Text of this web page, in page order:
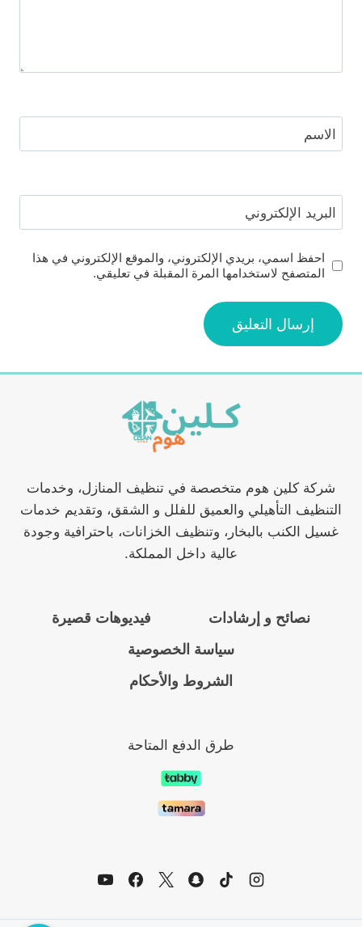
الاسم
البريد الإلكتروني
احفظ اسمي، بريدي الإلكتروني، والموقع الإلكتروني في هذا
المتصفح لاستخدامها المرة المقبلة في تعليقي.
شركة كلين هوم متخصصة في تنظيف المنازل، وخدمات
التنظيف التأهيلي والعميق للفلل و الشقق، وتقديم خدمات
غسيل الكنب بالبخار، وتنظيف الخزانات، باحترافية وجودة
عالية داخل المملكة.
نصائح و إرشادات
فيديوهات قصيرة
سياسة الخصوصية
الشروط والأحكام
طرق الدفع المتاحة